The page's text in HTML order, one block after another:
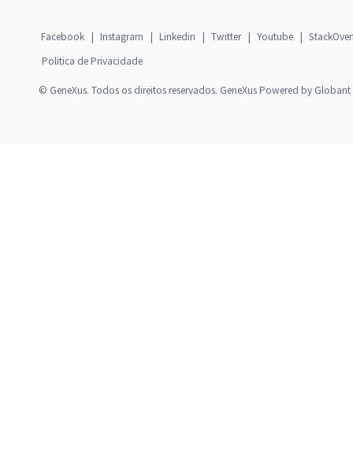
Facebook | Instagram | Linkedin | Twitter | Youtube |
Politica de Privacidade
© GeneXus. Todos os direitos reservados. GeneXus Powered by Globant